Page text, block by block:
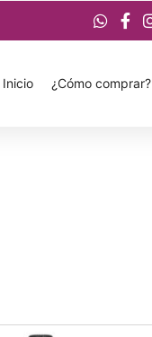
Inicio ¿Cómo comprar?